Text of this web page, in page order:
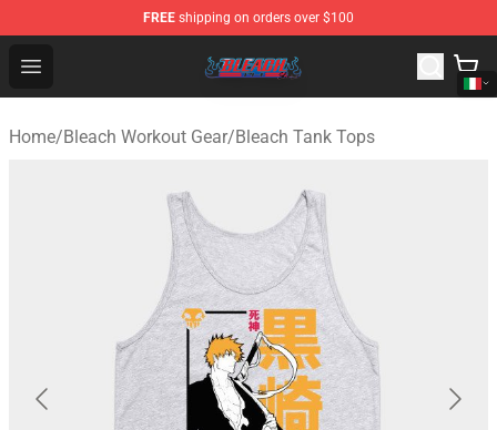
FREE shipping on orders over $100
Open menu
Bleach Store - Official Bleach Merchandise Shop
Home/Bleach Workout Gear/Bleach Tank Tops